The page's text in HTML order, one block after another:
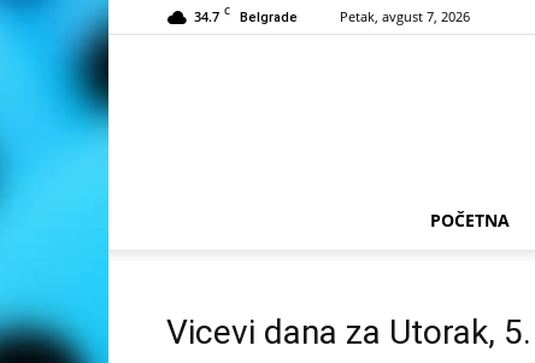
34.7 C Belgrade Petak, avgust 7, 2026
POČETNA
Vicevi dana za Utorak,